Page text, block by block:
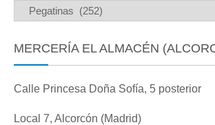
MERCERÍA EL ALMACÉN
Calle Princesa Doña Sofía, 5 posterior
Local 7, Alcorcón (Madrid)